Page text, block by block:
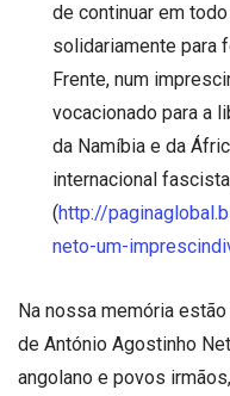
de continuar em
solidariamente para
Frente, num
vocacionado para a
da Namíbia e da
internacional
(http://
neto-um-
Na nossa memória
de António Agostinho
angolano e povos